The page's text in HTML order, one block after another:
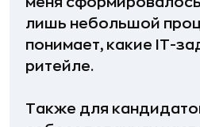
лишь небольшой
понимает, какие IT-
ритейле.
Также для